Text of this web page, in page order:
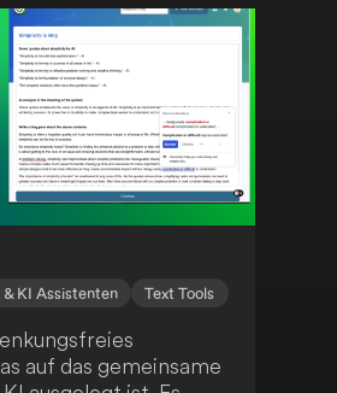
und hilft
Kommunikation zu
bietet MagicAI eine
deiner langen
Nachrichten,
Steigere deine
KI Assistenten Text Tools
auf das gemeinsame